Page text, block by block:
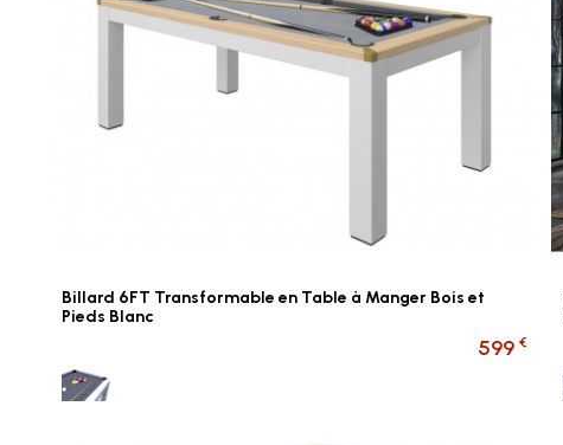
Billard 6FT Transformable en Table à Manger Bois et
Pieds Blanc
599€
Gris